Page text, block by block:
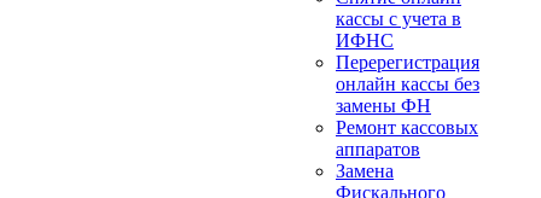
кассы с учета в
ИФНС
Перерегистрация
онлайн кассы без
замены ФН
Ремонт кассовых
аппаратов
Замена
Фискального